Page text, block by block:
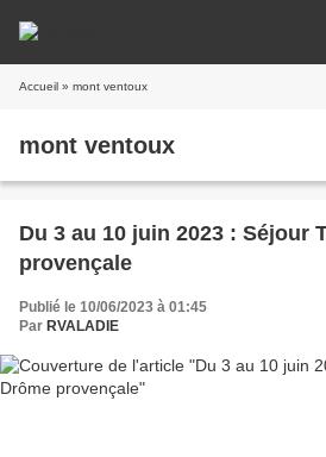
Accueil » mont ventoux
mont ventoux
Du 3 au 10 juin 2023 : Séjour
provençale
Publié le 10/06/2023 à 01:45
Par RVALADIE